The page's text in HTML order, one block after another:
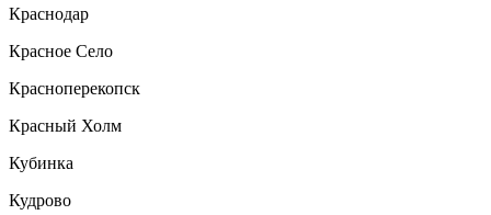
Краснодар
Красное Село
Красноперекопск
Красный Холм
Кубинка
Кудрово